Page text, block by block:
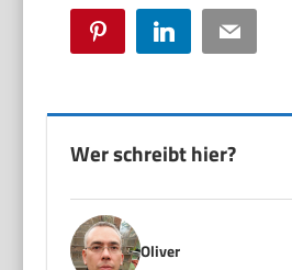
Pinterest LinkedIn Email
Wer schreibt hier?
Oliver